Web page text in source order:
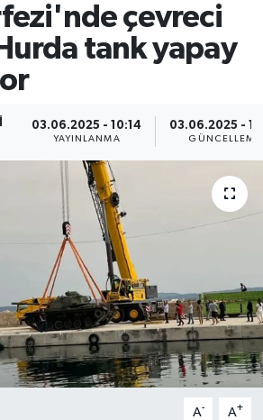
çevreci
tank yapay
03.06.2025 - 10:14
YAYINLANMA
03.06.2025 -
GÜNCELLEME
A- A+